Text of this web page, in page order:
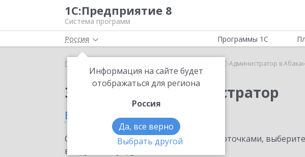
1С:Предприятие 8
Система программ
Россия
Информация на сайте будет
отображаться для региона
Россия
Да, все верно
Выбрать другой
Программы 1С
Главная 1С-Администратор в
Заказать 1С-Администратор
в Абакане
Ознакомьтесь с информационными карточками,
внедрение продукта.